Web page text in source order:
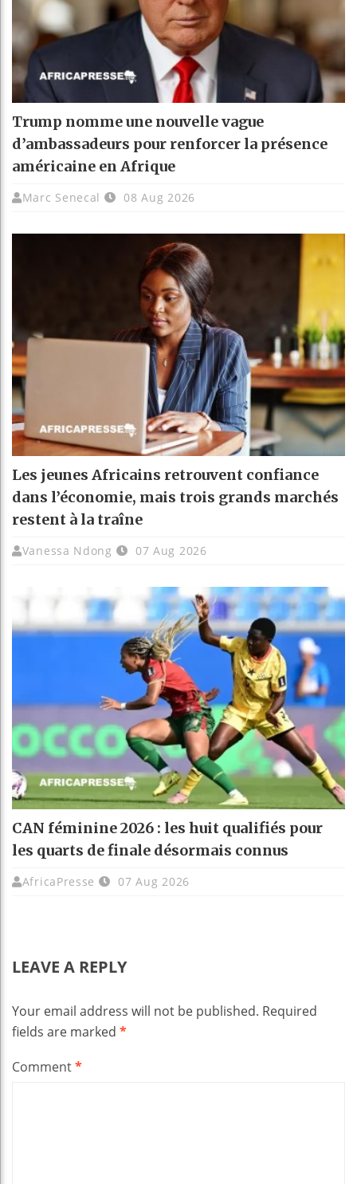
Trump nomme une nouvelle vague
d’ambassadeurs pour renforcer la présence
américaine en Afrique
Marc Senecal 08 Aug 2026
Les jeunes Africains retrouvent confiance
dans l’économie, mais trois grands marchés
restent à la traîne
Vanessa Ndong 07 Aug 2026
CAN féminine 2026 : les huit qualifiés pour
les quarts de finale désormais connus
AfricaPresse 07 Aug 2026
LEAVE A REPLY
Your email address will not be published. Required
fields are marked *
Comment*